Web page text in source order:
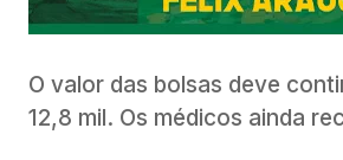
O valor das bolsas deve
12,8 mil. Os médicos ainda